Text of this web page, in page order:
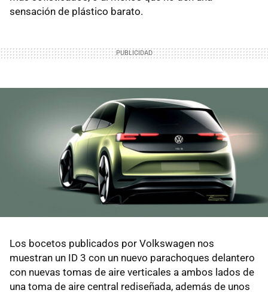
sensación de plástico barato.
Los bocetos publicados por Volkswagen nos
muestran un ID 3 con un nuevo parachoques delantero
con nuevas tomas de aire verticales a ambos lados de
una toma de aire central rediseñada, además de unos